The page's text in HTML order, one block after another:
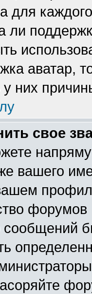
для
ли
аватар,
них
свое
вашего
форумов
сообщений